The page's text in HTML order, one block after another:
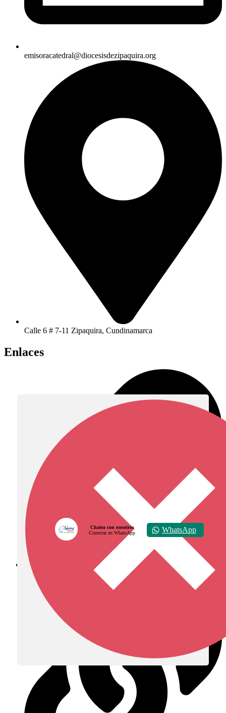
emisoracatedral@diocesisdezipaquira.org
Calle 6 # 7-11 Zipaquira, Cundinamarca
Enlaces
Diócesis de Zipaquirá
Chatea con nosotros
Conectar en WhatsApp
WhatsApp